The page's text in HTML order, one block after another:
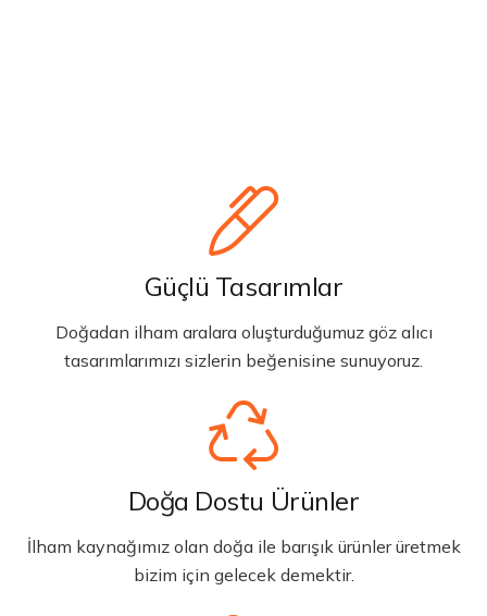
Güçlü Tasarımlar
Doğadan ilham aralara oluşturduğumuz göz alıcı
tasarımlarımızı sizlerin beğenisine sunuyoruz.
Doğa Dostu Ürünler
İlham kaynağımız olan doğa ile barışık ürünler üretmek
bizim için gelecek demektir.